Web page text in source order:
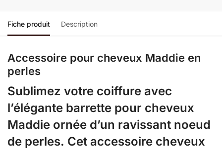
Fiche produit Description
Accessoire pour cheveux Maddie en
perles
Sublimez votre coiffure avec
l’élégante barrette pour cheveux
Maddie ornée d’un ravissant noeud
de perles. Cet accessoire cheveux